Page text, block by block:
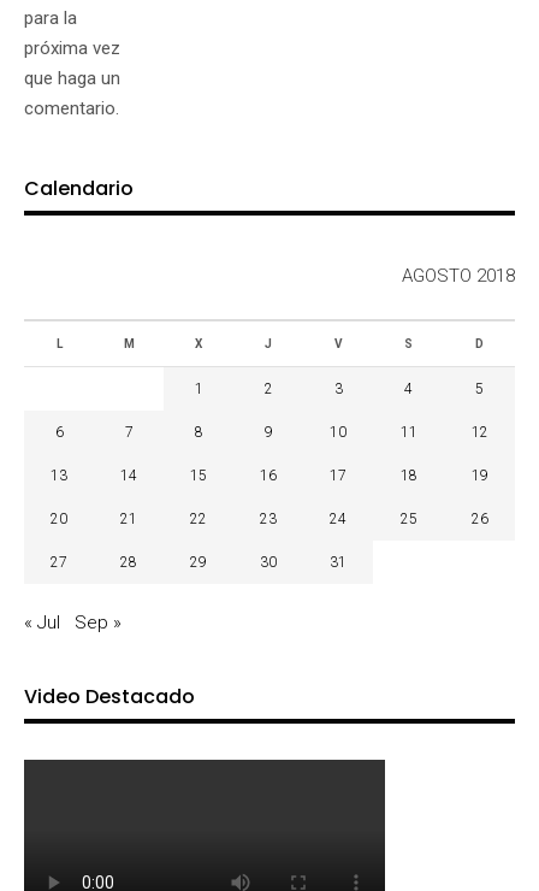
para la
próxima vez
que haga un
comentario.
Calendario
AGOSTO 2018
L M X J V S D
1 2 3 4 5
6 7 8 9 10 11 12
13 14 15 16 17 18 19
20 21 22 23 24 25 26
27 28 29 30 31
« Jul Sep »
Video Destacado